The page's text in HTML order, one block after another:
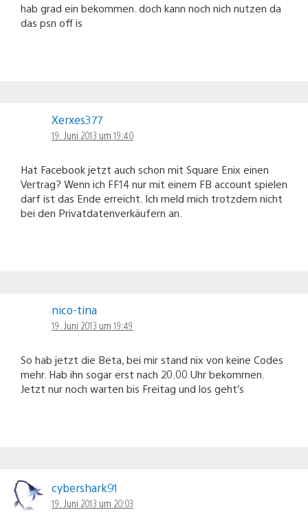
hab grad ein bekommen. doch kann noch nich nutzen da
das psn off is
Xerxes377
19. Juni 2013 um 19:40
Hat Facebook jetzt auch schon mit Square Enix einen
Vertrag? Wenn ich FF14 nur mit einem FB account spielen
darf ist das Ende erreicht. Ich meld mich trotzdem nicht
bei den Privatdatenverkäufern an.
nico-tina
19. Juni 2013 um 19:49
So hab jetzt die Beta, bei mir stand nix von keine Codes
mehr. Hab ihn sogar erst nach 20.00 Uhr bekommen.
Jetzt nur noch warten bis Freitag und los geht’s
cybershark91
19. Juni 2013 um 20:03